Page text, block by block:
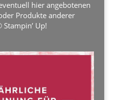
hier angebotenen
Produkte anderer
Up!